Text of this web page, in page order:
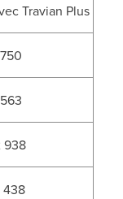
Travian Plus
938
438